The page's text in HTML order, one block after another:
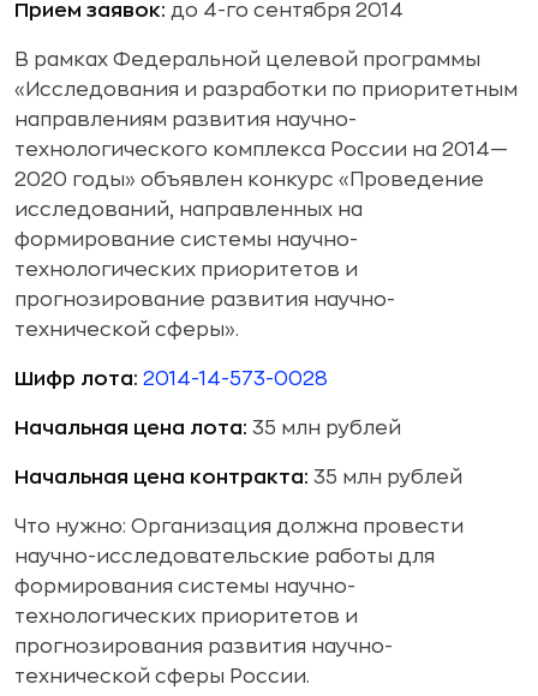
Прием заявок: до 4-го сентября 2014
В рамках Федеральной целевой программы
«Исследования и разработки по приоритетным
направлениям развития научно-
технологического комплекса России на 2014—
2020 годы» объявлен конкурс «Проведение
исследований, направленных на
формирование системы научно-
технологических приоритетов и
прогнозирование развития научно-
технической сферы».
Шифр лота: 2014-14-573-0028
Начальная цена лота: 35 млн рублей
Начальная цена контракта: 35 млн рублей
Что нужно: Организация должна провести
научно-исследовательские работы для
формирования системы научно-
технологических приоритетов и
прогнозирования развития научно-
технической сферы России.